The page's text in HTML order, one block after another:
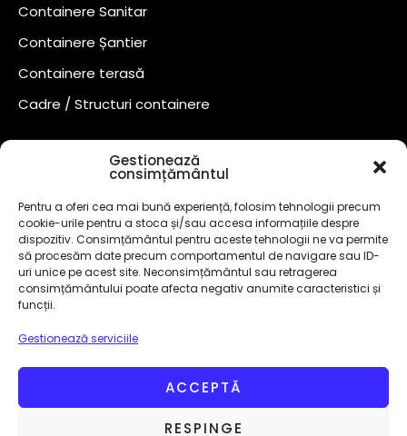
Gestionează
consimțământul
Pentru a oferi cea mai bună experiență, folosim tehnologii precum
cookie-urile pentru a stoca și/sau accesa informațiile despre
dispozitiv. Consimțământul pentru aceste tehnologii ne va permite
să procesăm date precum comportamentul de navigare sau ID-
uri unice pe acest site. Neconsimțământul sau retragerea
consimțământului poate afecta negativ anumite caracteristici și
funcții.
Gestionează serviciile
ACCEPTĂ
RESPINGE
Containere Sanitar
Containere Șantier
Containere terasă
Cadre / Structuri containere
©2024– Toate drepturile rezervate!
înregistratăOSIM.Design ByAllmaDesign
Politică Cookies
Termeni și Condiții